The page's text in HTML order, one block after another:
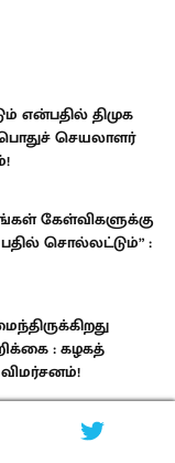
என்பதில் திமுக
பொதுச் செயலாளர்
கேள்விகளுக்கு
சொல்லட்டும்” :
: கழகத்